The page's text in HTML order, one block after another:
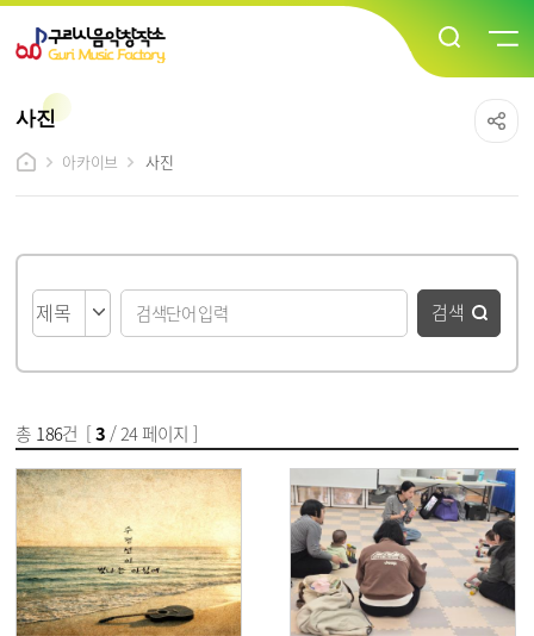
사진
아카이브
사진
검색
총 186건 [3 / 24 페이지 ]